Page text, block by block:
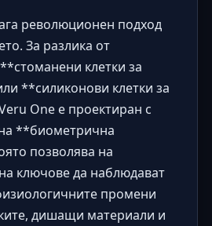
революционен подход
За разлика от
клетки за
**силиконови клетки за
One е проектиран с
**биометрична
позволява на
ключове да наблюдават
промени
дишащи материали и